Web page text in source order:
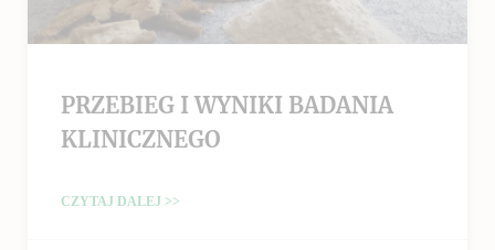
PRZEBIEG I WYNIKI BADANIA
KLINICZNEGO
CZYTAJ DALEJ >>